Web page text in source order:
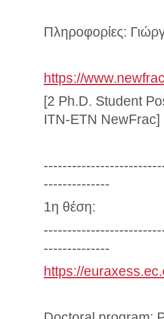
Πληροφορίες:
https://
[2 Ph.D. Student
ITN-ETN NewFrac]
--------------
1η θέση:
--------------
https://